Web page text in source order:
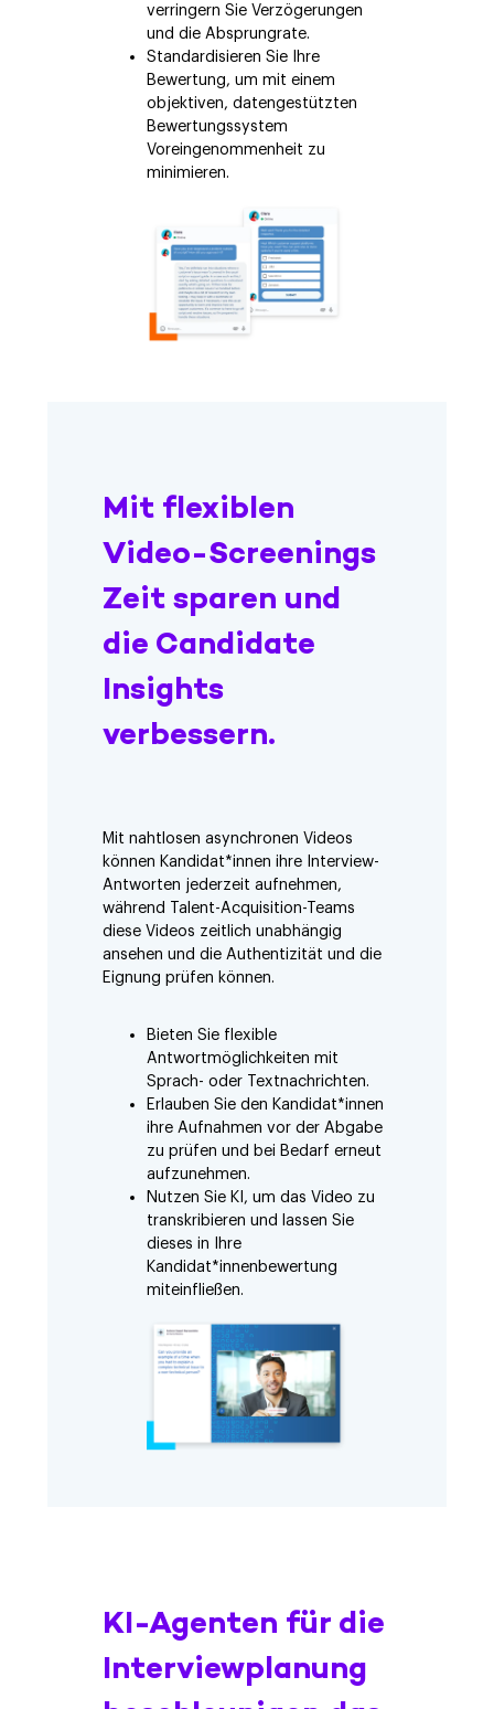
verringern Sie Verzögerungen
und die Absprungrate.
Standardisieren Sie Ihre
Bewertung, um mit einem
objektiven, datengestützten
Bewertungssystem
Voreingenommenheit zu
minimieren.
Mit flexiblen
Video-Screenings
Zeit sparen und
die Candidate
Insights
verbessern.
Mit nahtlosen asynchronen Videos
können Kandidat*innen ihre Interview-
Antworten jederzeit aufnehmen,
während Talent-Acquisition-Teams
diese Videos zeitlich unabhängig
ansehen und die Authentizität und die
Eignung prüfen können.
Bieten Sie flexible
Antwortmöglichkeiten mit
Sprach- oder Textnachrichten.
Erlauben Sie den Kandidat*innen
ihre Aufnahmen vor der Abgabe
zu prüfen und bei Bedarf erneut
aufzunehmen.
Nutzen Sie KI, um das Video zu
transkribieren und lassen Sie
dieses in Ihre
Kandidat*innenbewertung
miteinfließen.
KI-Agenten für die
Interviewplanung